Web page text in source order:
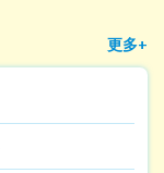
更多+